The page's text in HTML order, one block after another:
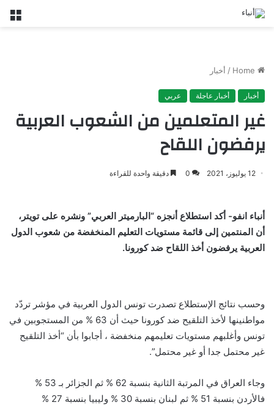
/ أخبار
أخبار أخبار عاجلة عربي
غير المتعلمين من الشعوب العربية
يرفضون اللقاح
12 يوليوز، 2021 0 دقيقة واحدة للقراءة
أنباء انفو- أكد استطلاع أنجزه “البارميتر العربي” ونشره على تويتر،
أن المنتمين إلى قائمة مستويات التعليم المنخفضة من شعوب الدول
العربية يرفضون أخذ اللقاح ضد كورونا.
وحسب نتائج الإستطلاع تصدرت تونس الدول العربية في مؤشر تردّد
مواطنينها لأخذ التلقيح ضد كورونا حيث أن 63 % من المستجوبين في
تونس وأغلبهم مستويات تعليمهم منخفضة ، أجابوا بأن “أخذ التلقيح
غير محتمل جدا أو غير محتمل”.
وجاء العراق في المرتبة الثانية بنسبة 62 % ثم الجزائر بـ 53 %
فالأردن بنسبة 51 % ثم لبنان بنسبة 30 % وليبيا بنسبة 27 %